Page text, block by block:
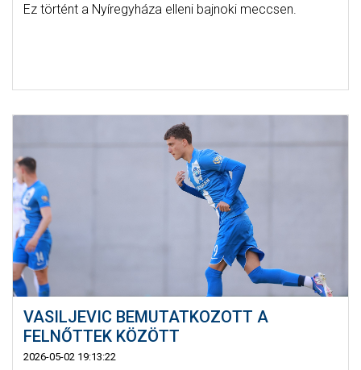
Ez történt a Nyíregyháza elleni bajnoki meccsen.
VASILJEVIC BEMUTATKOZOTT A
FELNŐTTEK KÖZÖTT
2026-05-02 19:13:22